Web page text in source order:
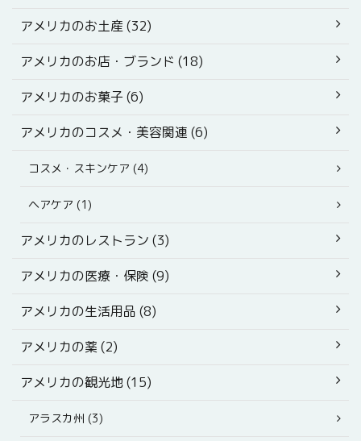
アメリカのお土産 (32)
アメリカのお店・ブランド (18)
アメリカのお菓子 (6)
アメリカのコスメ・美容関連 (6)
コスメ・スキンケア (4)
ヘアケア (1)
アメリカのレストラン (3)
アメリカの医療・保険 (9)
アメリカの生活用品 (8)
アメリカの薬 (2)
アメリカの観光地 (15)
アラスカ州 (3)